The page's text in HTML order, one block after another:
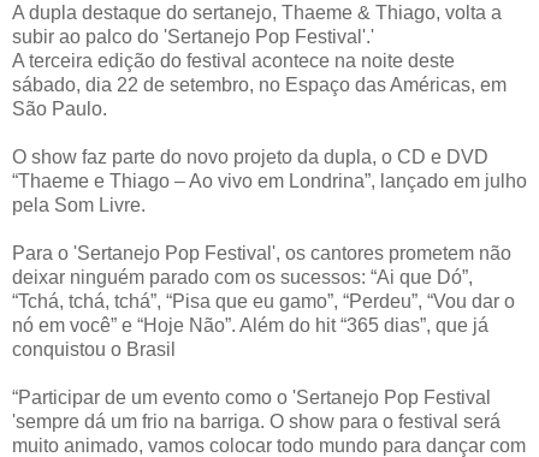
A dupla destaque do sertanejo, Thaeme & Thiago, volta a
subir ao palco do 'Sertanejo Pop Festival'.'
A terceira edição do festival acontece na noite deste
sábado, dia 22 de setembro, no Espaço das Américas, em
São Paulo.
O show faz parte do novo projeto da dupla, o CD e DVD
“Thaeme e Thiago – Ao vivo em Londrina”, lançado em julho
pela Som Livre.
Para o 'Sertanejo Pop Festival', os cantores prometem não
deixar ninguém parado com os sucessos: “Ai que Dó”,
“Tchá, tchá, tchá”, “Pisa que eu gamo”, “Perdeu”, “Vou dar o
nó em você” e “Hoje Não”. Além do hit “365 dias”, que já
conquistou o Brasil
“Participar de um evento como o 'Sertanejo Pop Festival
'sempre dá um frio na barriga. O show para o festival será
muito animado, vamos colocar todo mundo para dançar com